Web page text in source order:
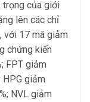
trọng của giới
lên các chỉ
với 17 mã giảm
chứng kiến
FPT giảm
HPG giảm
NVL giảm